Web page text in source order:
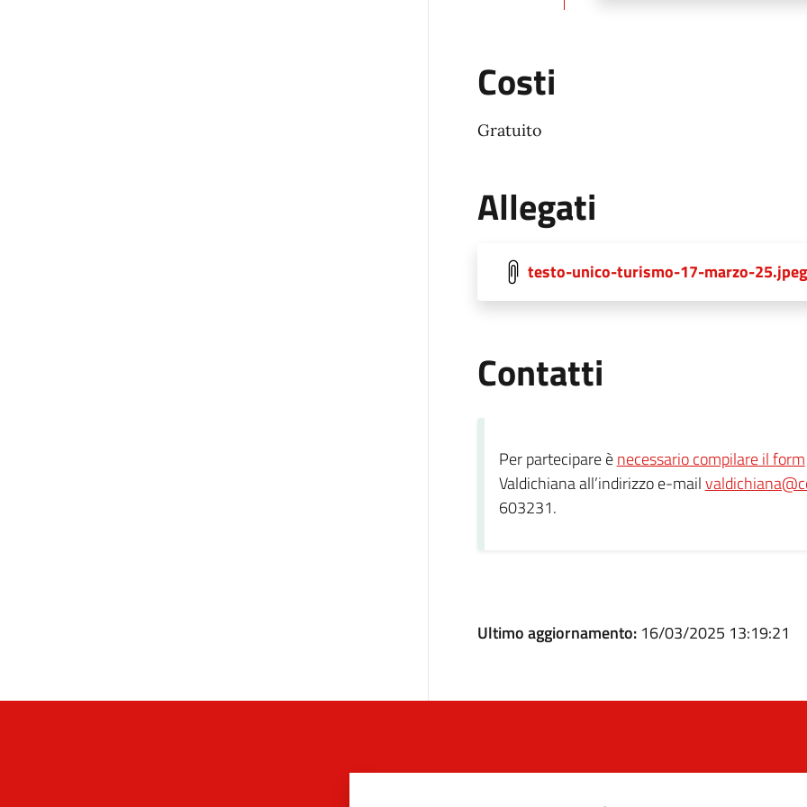
Costi
Gratuito
Allegati
testo-unico-turismo-17-marzo-25.jpeg
Contatti
Per partecipare ènecessario compilare il form
Valdichiana all’indirizzo e-mail
603231.
Ultimo aggiornamento: 16/03/2025 13:19:21